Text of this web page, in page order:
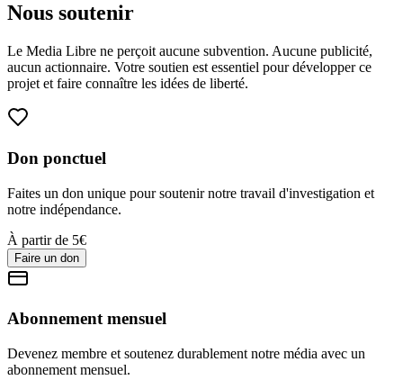
Nous soutenir
Le Media Libre ne perçoit aucune subvention. Aucune publicité,
aucun actionnaire. Votre soutien est essentiel pour développer ce
projet et faire connaître les idées de liberté.
Don ponctuel
Faites un don unique pour soutenir notre travail d'investigation et
notre indépendance.
À partir de 5€
Faire un don
Abonnement mensuel
Devenez membre et soutenez durablement notre média avec un
abonnement mensuel.